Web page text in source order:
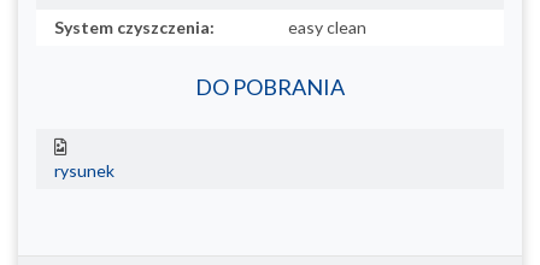
System czyszczenia:
easy clean
DO POBRANIA
rysunek